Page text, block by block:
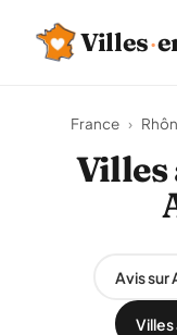
Villes·
France ›
Villes
Avis sur